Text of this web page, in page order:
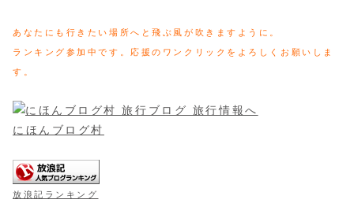
あなたにも行きたい場所へと飛ぶ風が吹きますように。
ランキング参加中です。応援のワンクリックをよろしくお願いしま
す。
にほんブログ村
放浪記ランキング